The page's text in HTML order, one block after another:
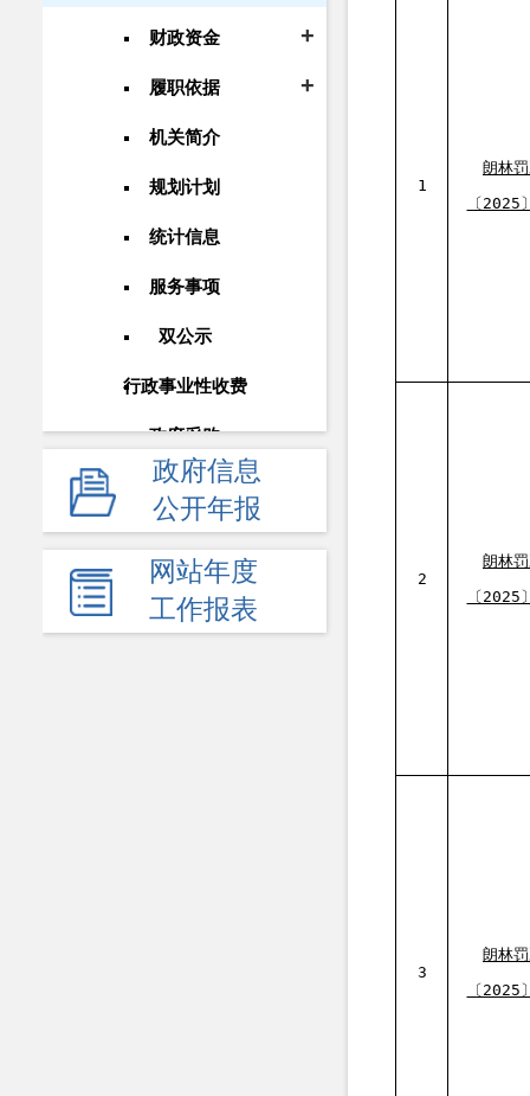
财政资金
履职依据
机关简介
规划计划
统计信息
服务事项
双公示
行政事业性收费
政府采购
重大建设项目
民生领域
应急管理
监查信息
政府信息
公开年报
网站年度
工作报表
1
朗林
〔2025
2
朗林
〔2025
3
朗林
〔2025